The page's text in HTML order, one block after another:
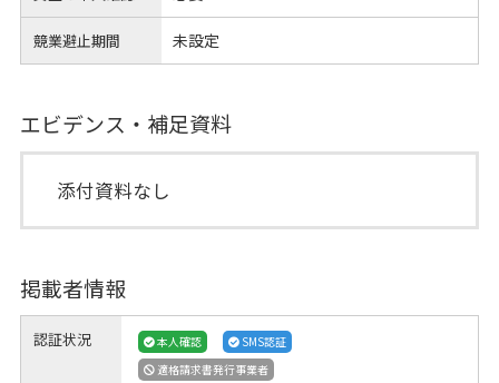
競業避止期間 未設定
エビデンス・補足資料
添付資料なし
掲載者情報
認証状況 本人確認
SMS認証
適格請求書発行事業者